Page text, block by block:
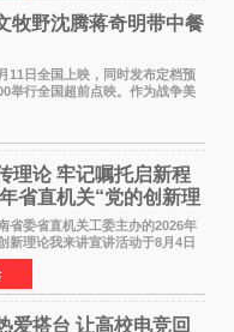
牧野沈腾蒋奇明带中餐
日全国上映，同时发布定档预
举行全国超前点映。作为战争美
理论 牢记嘱托启新程
省直机关“党的创新理
宣讲活动圆满落幕
委省直机关工委主办的2026年
新理论我来讲宣讲活动于8月4日
。活动以 "牢记嘱托 感恩奋进
局面 "为主题，坚持以新时代中国
爱搭台 让高校电竞回